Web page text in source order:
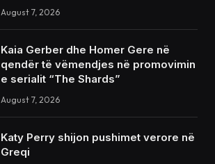
August 7, 2026
Kaia Gerber dhe Homer Gere në
qendër të vëmendjes në promovimin
e serialit “The Shards”
August 7, 2026
Katy Perry shijon pushimet verore në
Greqi